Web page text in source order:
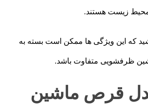
زیست هستند.
که این ویژگی ها ممکن است بسته به
ظرفشویی متفاوت باشد.
قرص ماشین